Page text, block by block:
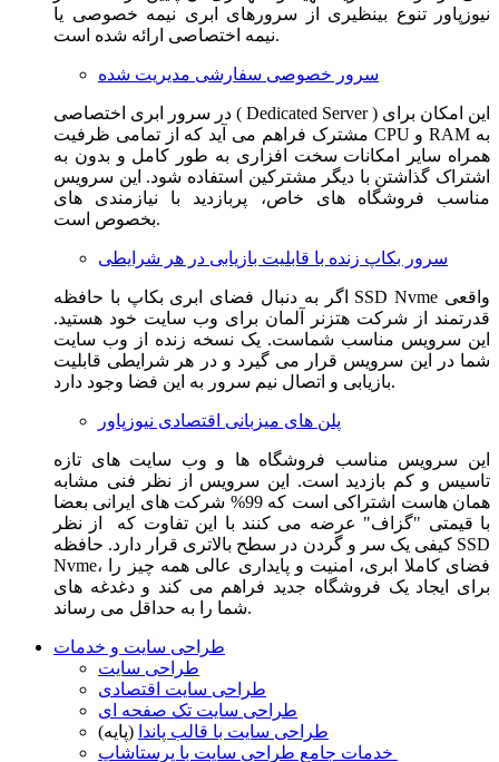
نیوزپاور تنوع بینظیری از سرورهای ابری نیمه خصوصی یا
نیمه اختصاصی ارائه شده است.
سرور خصوصی سفارشی مدیریت شده
در سرور ابری اختصاصی ( Dedicated Server ) این امکان برای
مشترک فراهم می آید که از تمامی ظرفیت CPU و RAM به
همراه سایر امکانات سخت افزاری به طور کامل و بدون به
اشتراک گذاشتن با دیگر مشترکین استفاده شود. این سرویس
مناسب فروشگاه های خاص، پربازدید با نیازمندی های
بخصوص است.
سرور بکاپ زنده با قابلیت بازیابی در هر شرایطی
اگر به دنبال فضای ابری بکاپ با حافظه SSD Nvme واقعی
قدرتمند از شرکت هتزنر آلمان برای وب سایت خود هستید.
این سرویس مناسب شماست. یک نسخه زنده از وب سایت
شما در این سرویس قرار می گیرد و در هر شرایطی قابلیت
بازیابی و اتصال نیم سرور به این فضا وجود دارد.
پلن های میزبانی اقتصادی نیوزپاور
این سرویس مناسب فروشگاه ها و وب سایت های تازه
تاسیس و کم بازدید است. این سرویس از نظر فنی مشابه
همان هاست اشتراکی است که 99% شرکت های ایرانی بعضا
با قیمتی "گزاف" عرضه می کنند با این تفاوت که از نظر
کیفی یک سر و گردن در سطح بالاتری قرار دارد. حافظه SSD
Nvme، فضای کاملا ابری، امنیت و پایداری عالی همه چیز را
برای ایجاد یک فروشگاه جدید فراهم می کند و دغدغه های
شما را به حداقل می رساند.
طراحی سایت و خدمات
طراحی سایت
طراحی سایت اقتصادی
طراحی سایت تک صفحه ای
طراحی سایت با قالب پاندا (پایه)